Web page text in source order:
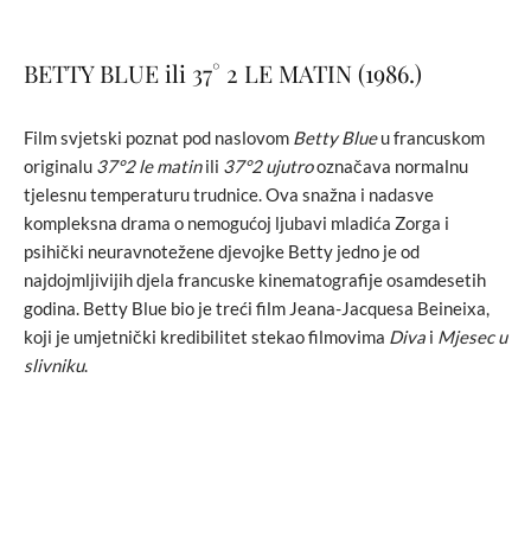
BETTY BLUE ili 37° 2 LE MATIN (1986.)
Film svjetski poznat pod naslovom Betty Blueu francuskom
originalu 37°2 le matinili 37°2 ujutrooznačava normalnu
tjelesnu temperaturu trudnice. Ova snažna i nadasve
kompleksna drama o nemogućoj ljubavi mladića Zorga i
psihički neuravnotežene djevojke Betty jedno je od
najdojmljivijih djela francuske kinematografije osamdesetih
godina. Betty Blue bio je treći film Jeana-Jacquesa Beineixa,
koji je umjetnički kredibilitet stekao filmovima Diva i Mjesec u
slivniku.